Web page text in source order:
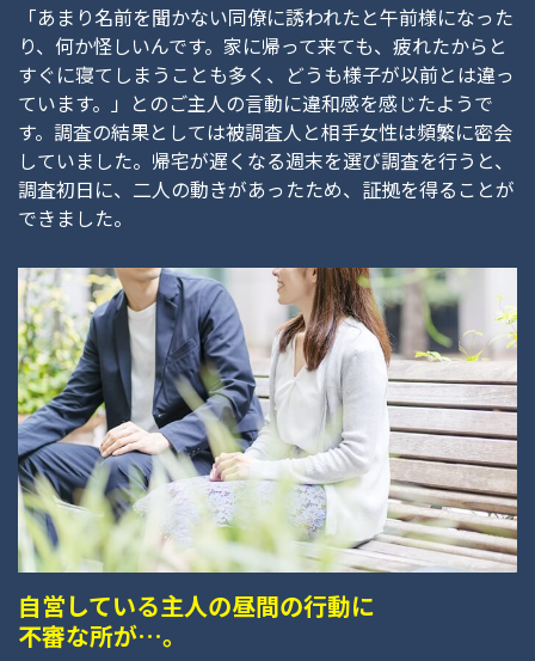
「あまり名前を聞かない同僚に誘われたと午前様になった
り、何か怪しいんです。家に帰って来ても、疲れたからと
すぐに寝てしまうことも多く、どうも様子が以前とは違っ
ています。」とのご主人の言動に違和感を感じたようで
す。調査の結果としては被調査人と相手女性は頻繁に密会
していました。帰宅が遅くなる週末を選び調査を行うと、
調査初日に、二人の動きがあったため、証拠を得ることが
できました。
自営している主人の昼間の行動に
不審な所が…。